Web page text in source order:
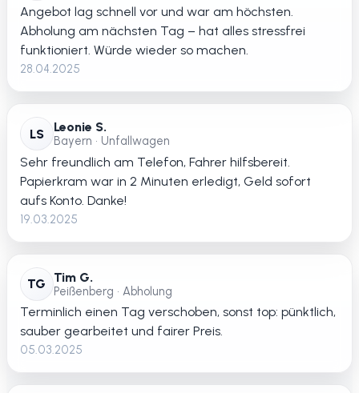
Angebot lag schnell vor und war am höchsten.
Abholung am nächsten Tag – hat alles stressfrei
funktioniert. Würde wieder so machen.
28.04.2025
LS Leonie S.
Bayern • Unfallwagen
Sehr freundlich am Telefon, Fahrer hilfsbereit.
Papierkram war in 2 Minuten erledigt, Geld sofort
aufs Konto. Danke!
19.03.2025
TG Tim G.
Peißenberg • Abholung
Terminlich einen Tag verschoben, sonst top: pünktlich,
sauber gearbeitet und fairer Preis.
05.03.2025